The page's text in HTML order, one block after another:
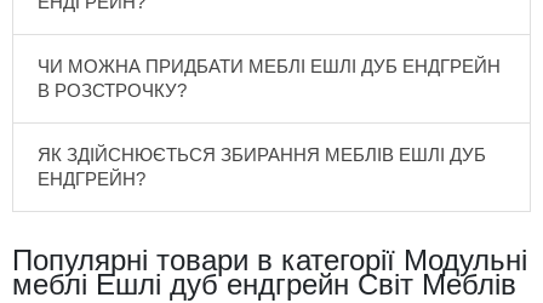
ЧИ МОЖНА ПРИДБАТИ МЕБЛІ ЕШЛІ ДУБ ЕНДГРЕЙН
В РОЗСТРОЧКУ?
ЯК ЗДІЙСНЮЄТЬСЯ ЗБИРАННЯ МЕБЛІВ ЕШЛІ ДУБ
ЕНДГРЕЙН?
Популярні товари в категорії Модульні
меблі Ешлі дуб ендгрейн Світ Меблів